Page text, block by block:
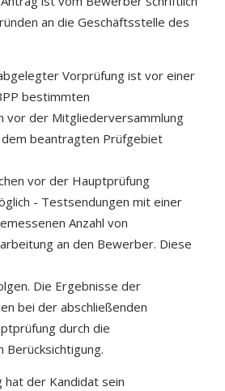
an die Geschäftsstelle des
Vorprüfung ist vor einer
bestimmten
vor der Mitgliederversammlung
beantragten Prüfgebiet
vor der Hauptprüfung
- Testsendungen mit einer
Anzahl von
an den Bewerber. Diese
Die Ergebnisse der
bei der abschließenden
durch die
Berücksichtigung.
der Kandidat sein